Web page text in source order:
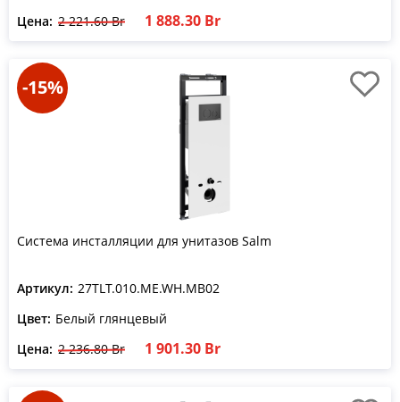
Цена: 2 221.60 Br 1 888.30 Br
-15%
Система инсталляции для унитазов Salm
Артикул: 27TLT.010.ME.WH.MB02
Цвет: Белый глянцевый
Цена: 2 236.80 Br 1 901.30 Br